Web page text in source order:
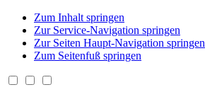
Zum Inhalt springen
Zur Service-Navigation springen
Zur Seiten Haupt-Navigation springen
Zum Seitenfuß springen